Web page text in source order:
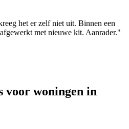
het er zelf niet uit. Binnen een
met nieuwe kit. Aanrader."
voor woningen in